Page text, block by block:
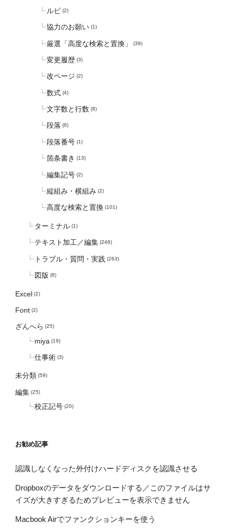
ルビ (2)
協力のお願い (1)
厳選「高度な検索と置換」 (39)
変更履歴 (3)
改ページ (2)
数式 (4)
文字数と行数 (8)
段落 (6)
段落番号 (1)
箇条書き (13)
編集記号 (2)
縦組み・横組み (2)
高度な検索と置換 (101)
ターミナル (1)
テキスト加工／編集 (246)
トラブル・質問・実践 (263)
図版 (8)
Excel (2)
Font (2)
ざんへら (25)
miya (19)
仕事術 (3)
未分類 (59)
編集 (25)
校正記号 (20)
お勧め記事
認識しなくなった外付けハードディスクを認識させる
Dropboxのデータをダウンロードする／このファイルはサ
イズが大きすぎるためプレビューを表示できません
Macbook Airでファンクションキーを使う